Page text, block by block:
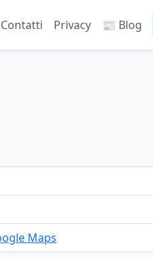
Contatti Privacy 📰 Blog
Maps